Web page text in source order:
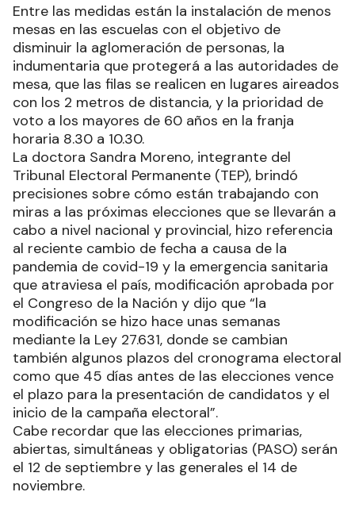
Entre las medidas están la instalación de menos
mesas en las escuelas con el objetivo de
disminuir la aglomeración de personas, la
indumentaria que protegerá a las autoridades de
mesa, que las filas se realicen en lugares aireados
con los 2 metros de distancia, y la prioridad de
voto a los mayores de 60 años en la franja
horaria 8.30 a 10.30.
La doctora Sandra Moreno, integrante del
Tribunal Electoral Permanente (TEP), brindó
precisiones sobre cómo están trabajando con
miras a las próximas elecciones que se llevarán a
cabo a nivel nacional y provincial, hizo referencia
al reciente cambio de fecha a causa de la
pandemia de covid-19 y la emergencia sanitaria
que atraviesa el país, modificación aprobada por
el Congreso de la Nación y dijo que “la
modificación se hizo hace unas semanas
mediante la Ley 27.631, donde se cambian
también algunos plazos del cronograma electoral
como que 45 días antes de las elecciones vence
el plazo para la presentación de candidatos y el
inicio de la campaña electoral”.
Cabe recordar que las elecciones primarias,
abiertas, simultáneas y obligatorias (PASO) serán
el 12 de septiembre y las generales el 14 de
noviembre.